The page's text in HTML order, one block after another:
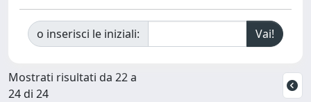
o inserisci le iniziali:
Mostrati risultati da 22 a
24 di 24